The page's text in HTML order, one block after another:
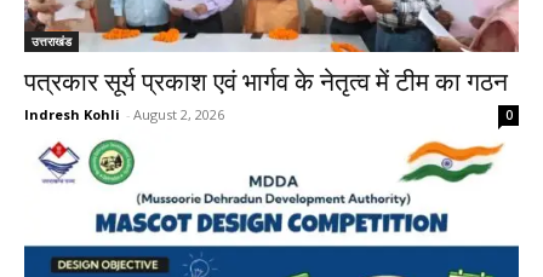
उत्तराखंड
पत्रकार सूर्य प्रकाश एवं भार्गव के नेतृत्व में टीम का गठन
Indresh Kohli - August 2, 2026 0